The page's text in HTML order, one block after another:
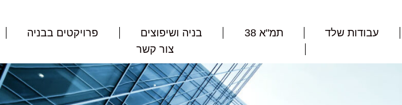
עבודות שלד תמ"א 38 בניה ושיפוצים
פרויקטים בבניה
צור קשר